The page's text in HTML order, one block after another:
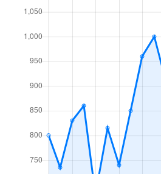
麻生町
2,200万円
北６条西
1,200万円
北７条西
610万円
北７条西
2,300万円
北７条西
4,000万円